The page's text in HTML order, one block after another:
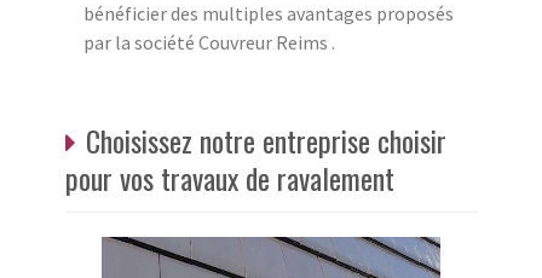
bénéficier des multiples avantages proposés
par la société Couvreur Reims .
Choisissez notre entreprise choisir
pour vos travaux de ravalement